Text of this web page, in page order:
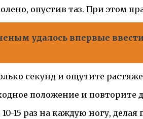
опустив таз. При этом
удалось впервые
секунд и ощутите
положение и повторите
15 раз на каждую ногу,